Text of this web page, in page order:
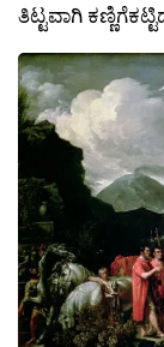
ತಿಟ್ಟವಾಗಿ